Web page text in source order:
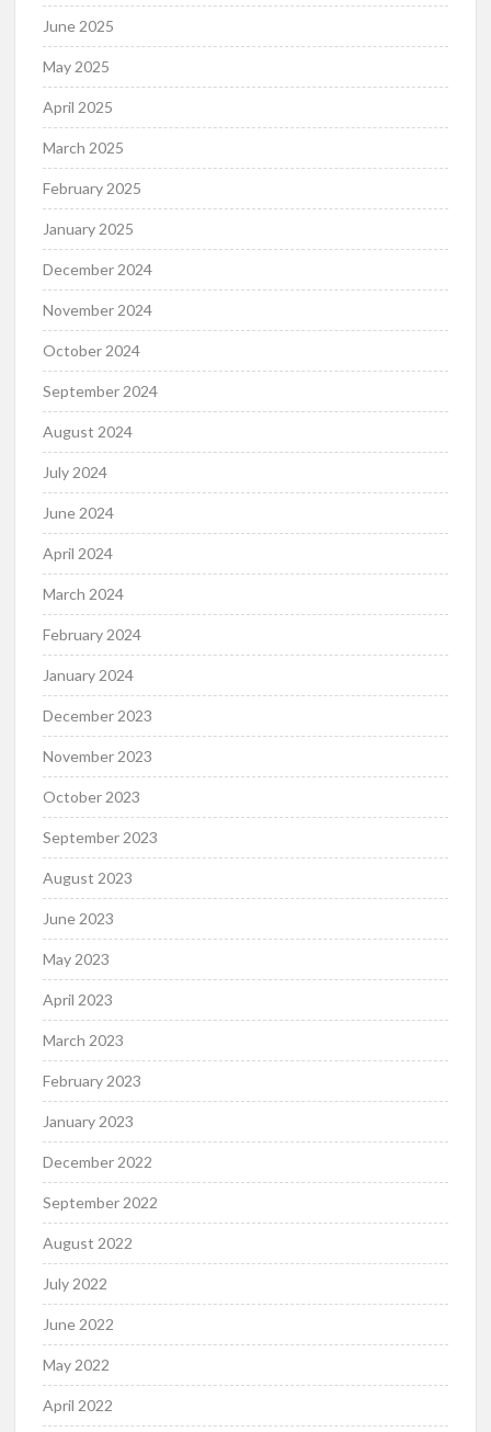
June 2025
May 2025
April 2025
March 2025
February 2025
January 2025
December 2024
November 2024
October 2024
September 2024
August 2024
July 2024
June 2024
April 2024
March 2024
February 2024
January 2024
December 2023
November 2023
October 2023
September 2023
August 2023
June 2023
May 2023
April 2023
March 2023
February 2023
January 2023
December 2022
September 2022
August 2022
July 2022
June 2022
May 2022
April 2022